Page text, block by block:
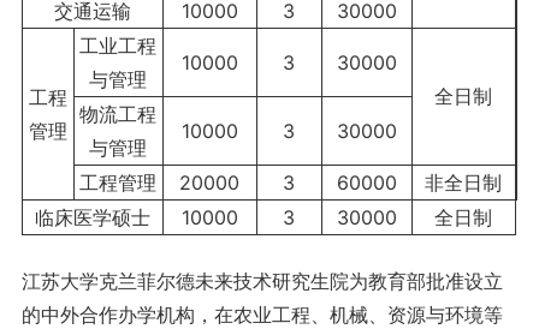
交通运输
10000 3 30000
工程
管理
工业工程
与管理
10000 3
30000
全日制
物流工程
与管理
10000 3 30000
工程管理 20000 3 60000
非全日制
临床医学硕士
10000 3 30000 全日制
江苏大学克兰菲尔德未来技术研究生院为教育部批准设立
的中外合作办学机构，在农业工程、机械、资源与环境等